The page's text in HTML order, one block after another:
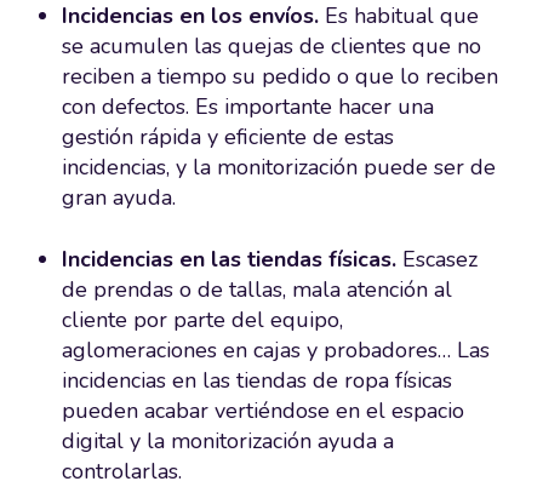
Incidencias en los envíos. Es habitual que
se acumulen las quejas de clientes que no
reciben a tiempo su pedido o que lo reciben
con defectos. Es importante hacer una
gestión rápida y eficiente de estas
incidencias, y la monitorización puede ser de
gran ayuda.
Incidencias en las tiendas físicas. Escasez
de prendas o de tallas, mala atención al
cliente por parte del equipo,
aglomeraciones en cajas y probadores… Las
incidencias en las tiendas de ropa físicas
pueden acabar vertiéndose en el espacio
digital y la monitorización ayuda a
controlarlas.